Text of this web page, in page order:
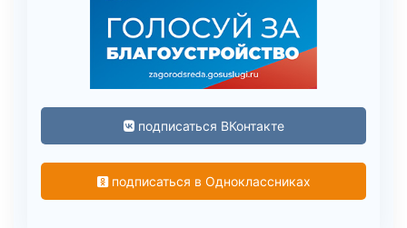
подписаться ВКонтакте
подписаться в Одноклассниках